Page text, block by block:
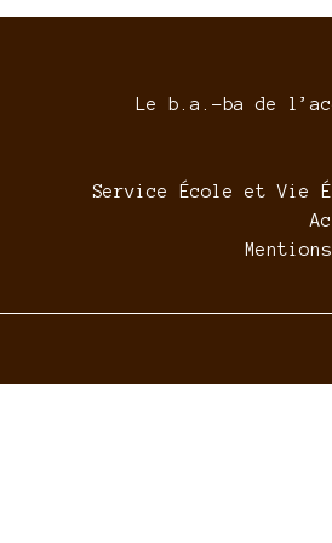
Le b.a.-ba de
Service École et Vie